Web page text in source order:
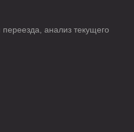
анализ текущего